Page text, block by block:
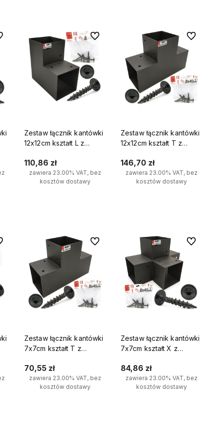
ulubionych
Zestaw łącznik kantówki
12x12cm kształt L z
110,86 zł
zawiera 23.00% VAT, bez
kosztów dostawy
Do ulubionych
Zestaw łącznik kantówki
12x12cm kształt T z
146,70 zł
zawiera 23.00% VAT, bez
kosztów dostawy
Do
ulubionych
Zestaw łącznik kantówki
7x7cm kształt T z
70,55 zł
zawiera 23.00% VAT, bez
kosztów dostawy
Do ulubionych
Zestaw łącznik kantówki
7x7cm kształt X z
84,86 zł
zawiera 23.00% VAT, bez
kosztów dostawy
Do